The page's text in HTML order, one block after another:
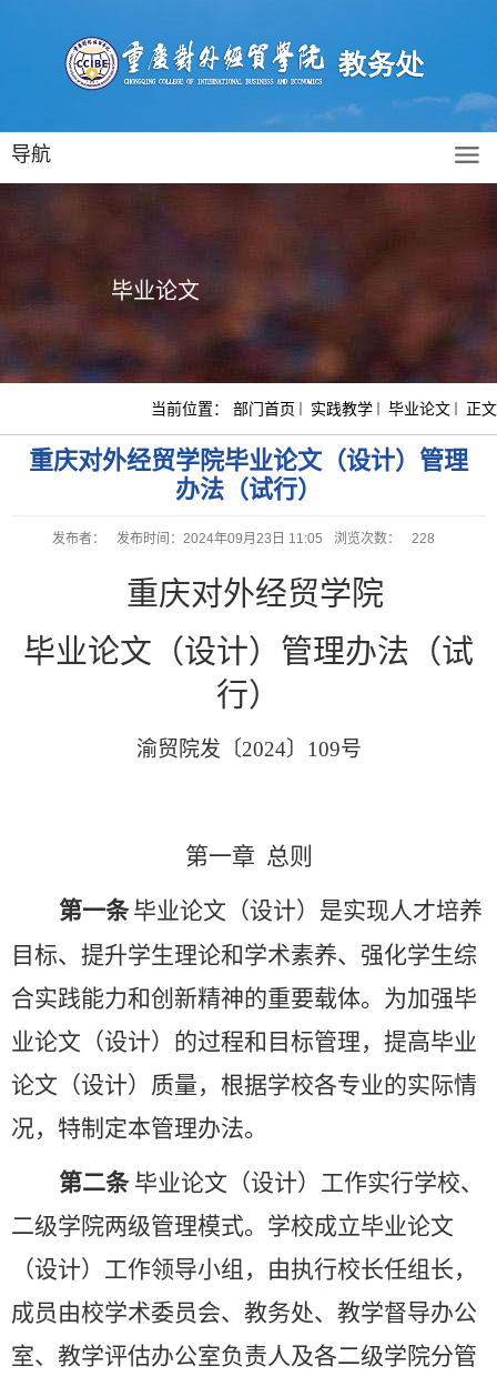
导航
毕业论文
当前位置： 部门首页 实践教学 毕业论文 正文
重庆对外经贸学院毕业论文（设计）管理
办法（试行）
发布者： 发布时间：2024年09月23日 11:05 浏览次数： 228
重庆对外经贸学院
毕业论文（设计）管理办法（试
行）
渝贸院发〔2024〕 109号
第一章 总则
第一条 毕业论文（设计）是实现人才培养
目标、提升学生理论和学术素养、强化学生综
合实践能力和创新精神的重要载体。为加强毕
业论文（设计）的过程和目标管理，提高毕业
论文（设计）质量，根据学校各专业的实际情
况，特制定本管理办法。
第二条 毕业论文（设计）工作实行学校、
二级学院两级管理模式。学校成立毕业论文
（设计）工作领导小组，由执行校长任组长，
成员由校学术委员会、教务处、教学督导办公
室、教学评估办公室负责人及各二级学院分管